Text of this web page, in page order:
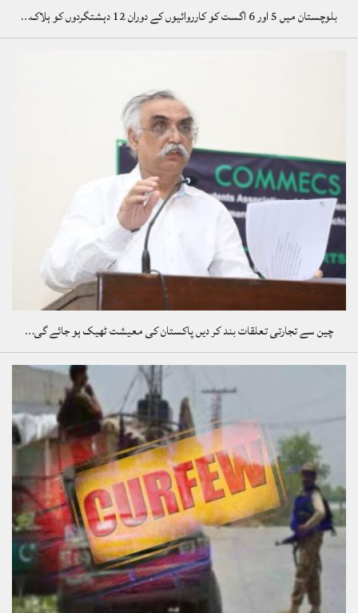
بلوچستان میں 5 اور 6 اگست کو کارروائیوں کے دوران 12 دہشتگردوں کو ہلاک…
چین سے تجارتی تعلقات بند کر دیں پاکستان کی معیشت ٹھیک ہو جائے گی…